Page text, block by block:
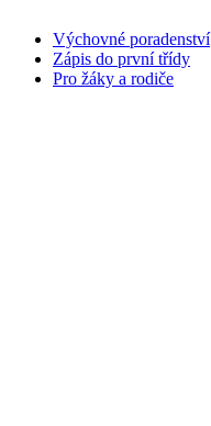
Výchovné poradenství
Zápis do první třídy
Pro žáky a rodiče